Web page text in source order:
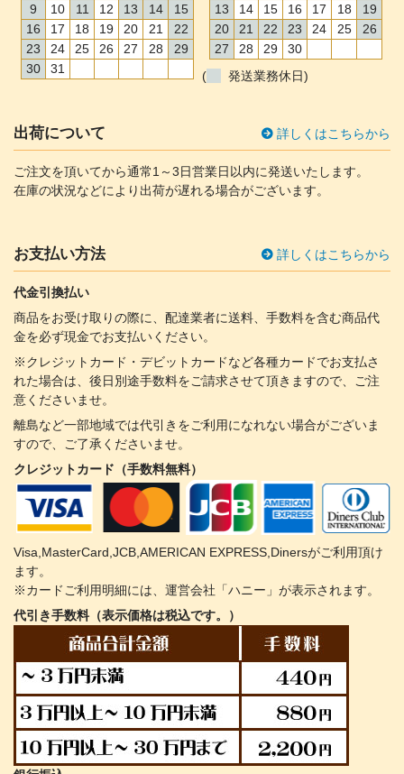
9
10 11 12 13 14
15
16
17 18 19 20 21
22
23
24 25 26 27 28
29
30
31
13
14 15 16 17 18
19
20
21 22 23 24 25
26
27
28 29
30
(
発送業務休日)
出荷について 詳しくはこちらから
ご注文を頂いてから通常1～3日営業日以内に発送いたします。
在庫の状況などにより出荷が遅れる場合がございます。
お支払い方法 詳しくはこちらから
代金引換払い
商品をお受け取りの際に、配達業者に送料、手数料を含む商品代
金を必ず現金でお支払いください。
※クレジットカード・デビットカードなど各種カードでお支払さ
れた場合は、後日別途手数料をご請求させて頂きますので、ご注
意くださいませ。
離島など一部地域では代引きをご利用になれない場合がございま
すので、ご了承くださいませ。
クレジットカード（手数料無料）
Visa,MasterCard,JCB,AMERICAN EXPRESS,Dinersがご利用頂け
ます。
※カードご利用明細には、運営会社「ハニー」が表示されます。
代引き手数料（表示価格は税込です。）